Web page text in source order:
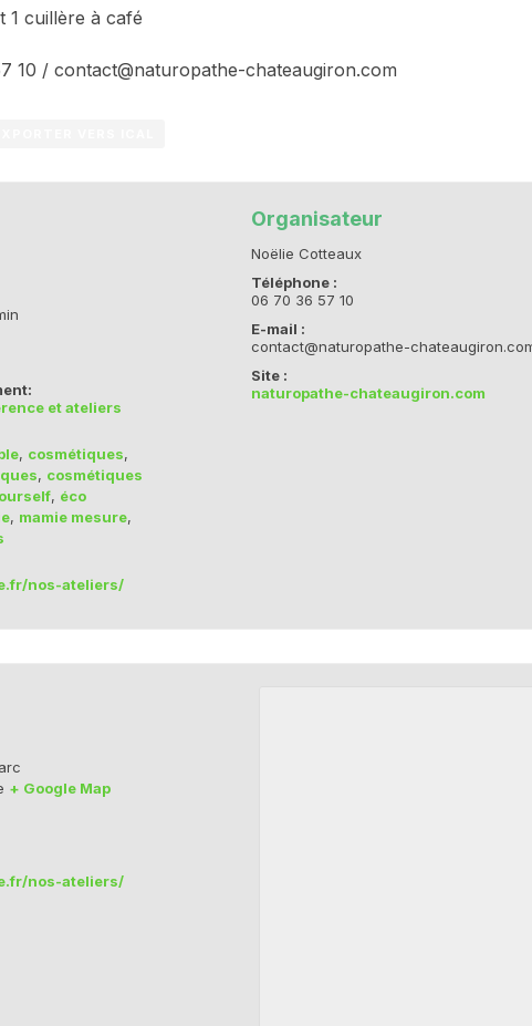
1 cuillère à café
10 / contact@naturopathe-chateaugiron.com
et ateliers
, cosmétiques,
, cosmétiques
, éco
, mamie mesure,
nos-ateliers/
Organisateur
Noëlie Cotteaux
Téléphone :
06 70 36 57 10
E-mail :
contact@naturopathe-
Site :
naturopathe-chateaugiron.com
+ Google Map
nos-ateliers/